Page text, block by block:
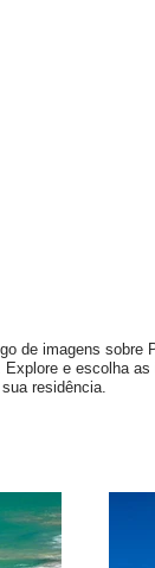
de imagens sobre
e escolha
residência.